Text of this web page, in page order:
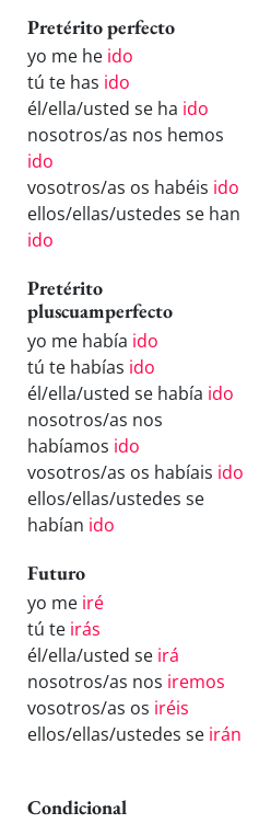
Pretérito perfecto
yo me he ido
tú te has ido
él/ella/usted se ha ido
nosotros/as nos hemos
ido
vosotros/as os habéis ido
ellos/ellas/ustedes se han
ido
Pretérito
pluscuamperfecto
yo me había ido
tú te habías ido
él/ella/usted se había ido
nosotros/as nos
habíamos ido
vosotros/as os habíais ido
ellos/ellas/ustedes se
habían ido
Futuro
yo me iré
tú te irás
él/ella/usted se irá
nosotros/as nos iremos
vosotros/as os iréis
ellos/ellas/ustedes se irán
Condicional